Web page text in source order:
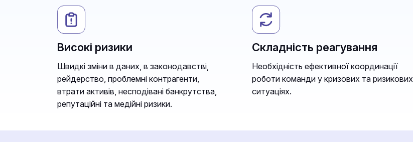
Високі ризики
Швидкі зміни в даних, в законодавстві,
рейдерство, проблемні контрагенти,
втрати активів, несподівані банкрутства,
репутаційні та медійні ризики.
Складність реагування
Необхідність ефективної координації
роботи команди у кризових та ризикових
ситуаціях.